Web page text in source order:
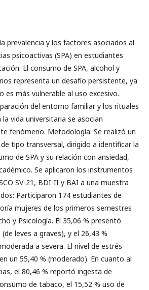
prevalencia y los factores asociados al
psicoactivas (SPA) en estudiantes
El consumo de SPA, alcohol y
representa un desafío persistente, ya
es más vulnerable al uso excesivo.
del entorno familiar y los rituales
vida universitaria se asocian
fenómeno. Metodología: Se realizó un
tipo transversal, dirigido a identificar la
de SPA y su relación con ansiedad,
Se aplicaron los instrumentos
SV-21, BDI-II y BAI a una muestra
Participaron 174 estudiantes de
mujeres de los primeros semestres
y Psicología. El 35,06 % presentó
leves a graves), y el 26,43 %
a severa. El nivel de estrés
un 55,40 % (moderado). En cuanto al
el 80,46 % reportó ingesta de
de tabaco, el 15,52 % uso de